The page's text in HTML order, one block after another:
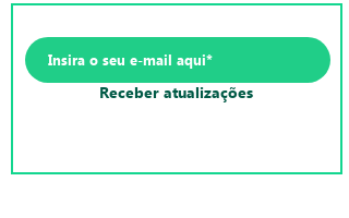
Receber atualizações